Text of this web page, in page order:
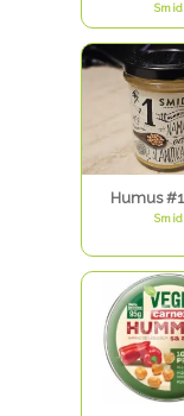
Smid
Humus
Smid